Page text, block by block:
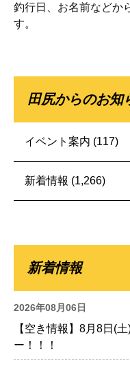
釣行日、お名前などか
す。
田尻からのお知
イベント案内 (117)
新着情報 (1,266)
新着情報
2026年08月06日
【空き情報】8月8日(
ー！！！